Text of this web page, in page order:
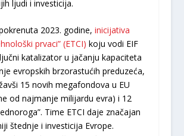
ljudi i investicija.
2023. godine, inicijativa
prvaci” (ETCI) koju vodi EIF
katalizator u jačanju kapaciteta
evropskih brzorastućih preduzeća,
15 novih megafondova u EU
od najmanje milijardu evra) i 12
Time ETCI daje značajan
štednje i investicija Evrope.